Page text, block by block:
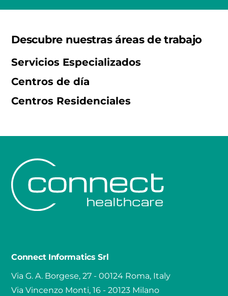
Descubre nuestras áreas de trabajo
Servicios Especializados
Centros de día
Centros Residenciales
Connect Informatics Srl
Via G. A. Borgese, 27 - 00124 Roma, Italy
Via Vincenzo Monti, 16 - 20123 Milano